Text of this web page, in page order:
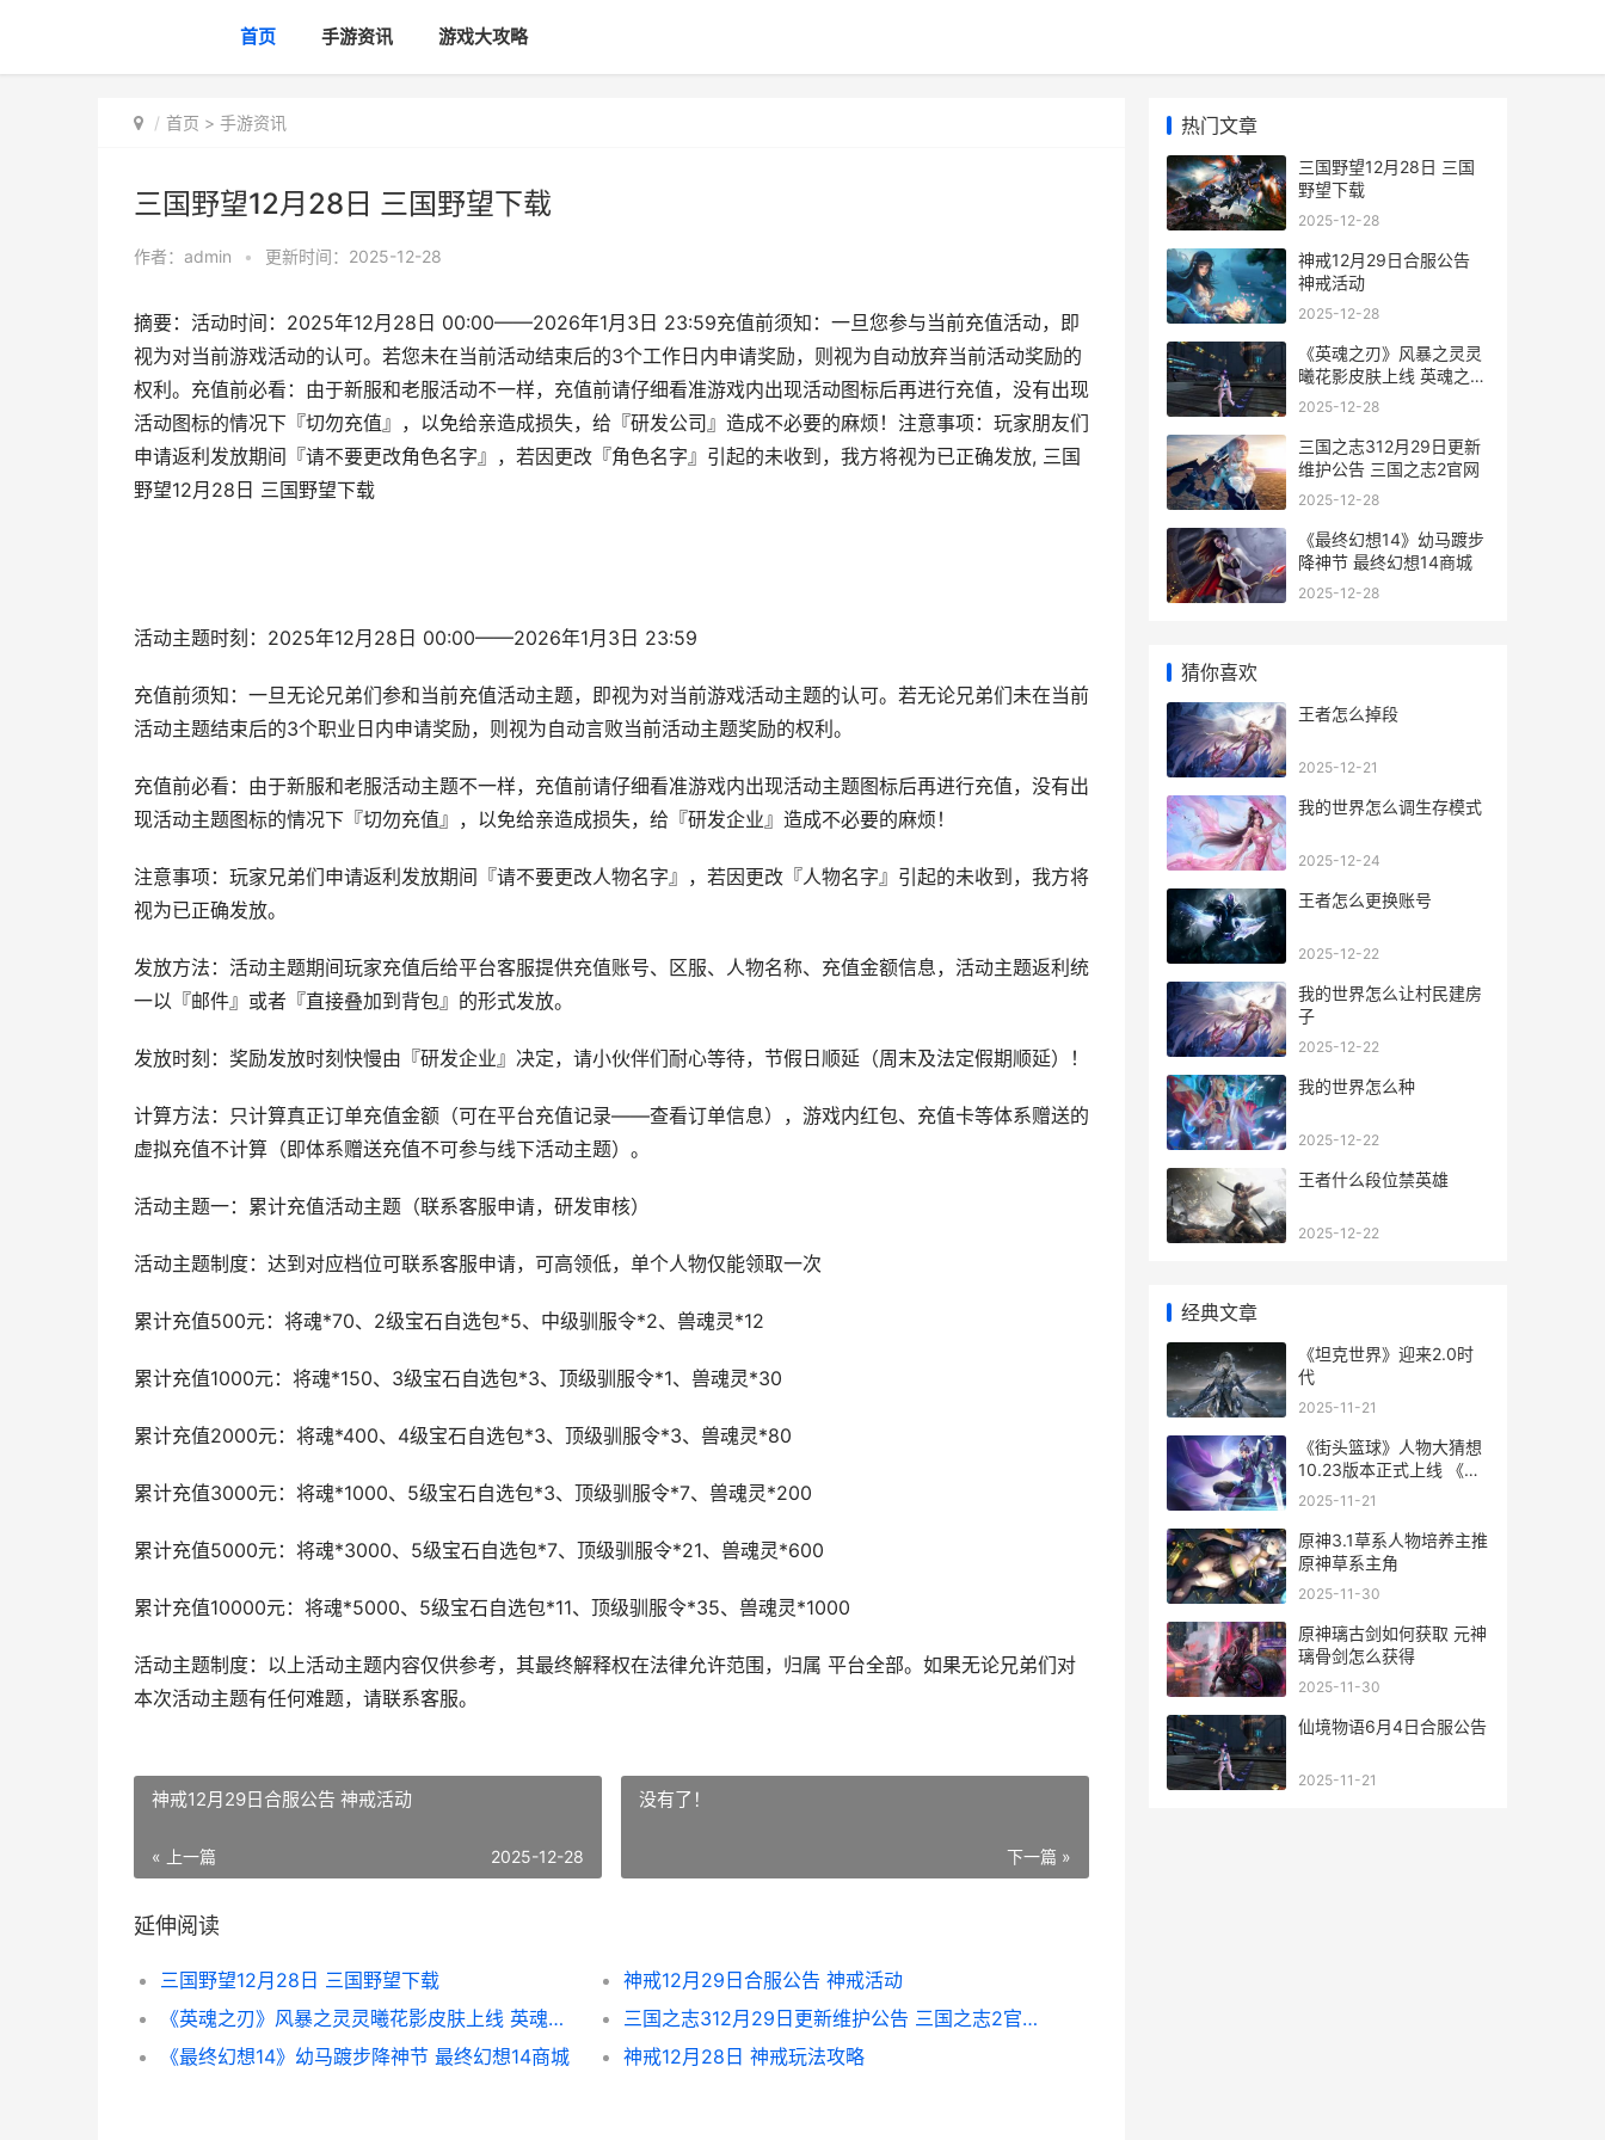
首页 手游资讯 游戏大攻略
首页 > 手游资讯
三国野望12月28日 三国野望下载
作者： admin • 更新时间：2025-12-28
摘要：活动时间：2025年12月28日 00:00——2026年1月3日 23:59充值前须知：一旦您参与当前充值活动，即
视为对当前游戏活动的认可。若您未在当前活动结束后的3个工作日内申请奖励，则视为自动放弃当前活动奖励的
权利。充值前必看：由于新服和老服活动不一样，充值前请仔细看准游戏内出现活动图标后再进行充值，没有出现
活动图标的情况下『切勿充值』，以免给亲造成损失，给『研发公司』造成不必要的麻烦！注意事项：玩家朋友们
申请返利发放期间『请不要更改角色名字』，若因更改『角色名字』引起的未收到，我方将视为已正确发放, 三国
野望12月28日 三国野望下载
活动主题时刻：2025年12月28日 00:00——2026年1月3日 23:59
充值前须知：一旦无论兄弟们参和当前充值活动主题，即视为对当前游戏活动主题的认可。若无论兄弟们未在当前
活动主题结束后的3个职业日内申请奖励，则视为自动言败当前活动主题奖励的权利。
充值前必看：由于新服和老服活动主题不一样，充值前请仔细看准游戏内出现活动主题图标后再进行充值，没有出
现活动主题图标的情况下『切勿充值』，以免给亲造成损失，给『研发企业』造成不必要的麻烦！
注意事项：玩家兄弟们申请返利发放期间『请不要更改人物名字』，若因更改『人物名字』引起的未收到，我方将
视为已正确发放。
发放方法：活动主题期间玩家充值后给平台客服提供充值账号、区服、人物名称、充值金额信息，活动主题返利统
一以『邮件』或者『直接叠加到背包』的形式发放。
发放时刻：奖励发放时刻快慢由『研发企业』决定，请小伙伴们耐心等待，节假日顺延（周末及法定假期顺延）！
计算方法：只计算真正订单充值金额（可在平台充值记录——查看订单信息），游戏内红包、充值卡等体系赠送的
虚拟充值不计算（即体系赠送充值不可参与线下活动主题）。
活动主题一：累计充值活动主题（联系客服申请，研发审核）
活动主题制度：达到对应档位可联系客服申请，可高领低，单个人物仅能领取一次
累计充值500元：将魂*70、2级宝石自选包*5、中级驯服令*2、兽魂灵*12
累计充值1000元：将魂*150、3级宝石自选包*3、顶级驯服令*1、兽魂灵*30
累计充值2000元：将魂*400、4级宝石自选包*3、顶级驯服令*3、兽魂灵*80
累计充值3000元：将魂*1000、5级宝石自选包*3、顶级驯服令*7、兽魂灵*200
累计充值5000元：将魂*3000、5级宝石自选包*7、顶级驯服令*21、兽魂灵*600
累计充值10000元：将魂*5000、5级宝石自选包*11、顶级驯服令*35、兽魂灵*1000
活动主题制度：以上活动主题内容仅供参考，其最终解释权在法律允许范围，归属 平台全部。如果无论兄弟们对
本次活动主题有任何难题，请联系客服。
神戒12月29日合服公告 神戒活动
« 上一篇 2025-12-28
没有了！
下一篇 »
延伸阅读
三国野望12月28日 三国野望下载
神戒12月29日合服公告 神戒活动
《英魂之刃》风暴之灵灵曦花影皮肤上线 英魂之刃位置教学
三国之志312月29日更新维护公告 三国之志2官网
《最终幻想14》幼马踱步降神节 最终幻想14商城
神戒12月28日 神戒玩法攻略
热门文章
三国野望12月28日 三国
野望下载
2025-12-28
神戒12月29日合服公告
神戒活动
2025-12-28
《英魂之刃》风暴之灵灵
曦花影皮肤上线 英魂之刃
位置教学
2025-12-28
三国之志312月29日更新
维护公告 三国之志2官网
2025-12-28
《最终幻想14》幼马踱步
降神节 最终幻想14商城
2025-12-28
猜你喜欢
王者怎么掉段
2025-12-21
我的世界怎么调生存模式
2025-12-24
王者怎么更换账号
2025-12-22
我的世界怎么让村民建房
子
2025-12-22
我的世界怎么种
2025-12-22
王者什么段位禁英雄
2025-12-22
经典文章
《坦克世界》迎来2.0时
代
2025-11-21
《街头篮球》人物大猜想
10.23版本正式上线 《街
头篮球》人物介绍
2025-11-21
原神3.1草系人物培养主推
原神草系主角
2025-11-30
原神璃古剑如何获取 元神
璃骨剑怎么获得
2025-11-30
仙境物语6月4日合服公告
2025-11-21